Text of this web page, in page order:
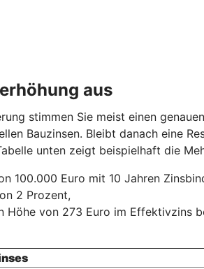
aus
stimmen Sie meist einen
Bauzinsen. Bleibt danach eine
unten zeigt beispielhaft die
100.000 Euro mit 10 Jahren
2 Prozent,
Höhe von 273 Euro im Effektivzins